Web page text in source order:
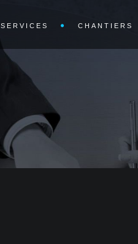
SERVICES CHANTIERS